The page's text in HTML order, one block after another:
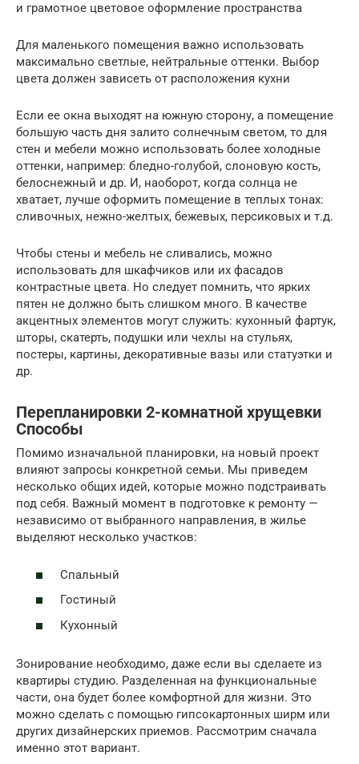
и грамотное цветовое оформление пространства
Для маленького помещения важно использовать
максимально светлые, нейтральные оттенки. Выбор
цвета должен зависеть от расположения кухни
Если ее окна выходят на южную сторону, а помещение
большую часть дня залито солнечным светом, то для
стен и мебели можно использовать более холодные
оттенки, например: бледно-голубой, слоновую кость,
белоснежный и др. И, наоборот, когда солнца не
хватает, лучше оформить помещение в теплых тонах:
сливочных, нежно-желтых, бежевых, персиковых и т.д.
Чтобы стены и мебель не сливались, можно
использовать для шкафчиков или их фасадов
контрастные цвета. Но следует помнить, что ярких
пятен не должно быть слишком много. В качестве
акцентных элементов могут служить: кухонный фартук,
шторы, скатерть, подушки или чехлы на стульях,
постеры, картины, декоративные вазы или статуэтки и
др.
Перепланировки 2-комнатной хрущевки
Способы
Помимо изначальной планировки, на новый проект
влияют запросы конкретной семьи. Мы приведем
несколько общих идей, которые можно подстраивать
под себя. Важный момент в подготовке к ремонту —
независимо от выбранного направления, в жилье
выделяют несколько участков:
Спальный
Гостиный
Кухонный
Зонирование необходимо, даже если вы сделаете из
квартиры студию. Разделенная на функциональные
части, она будет более комфортной для жизни. Это
можно сделать с помощью гипсокартонных ширм или
других дизайнерских приемов. Рассмотрим сначала
именно этот вариант.